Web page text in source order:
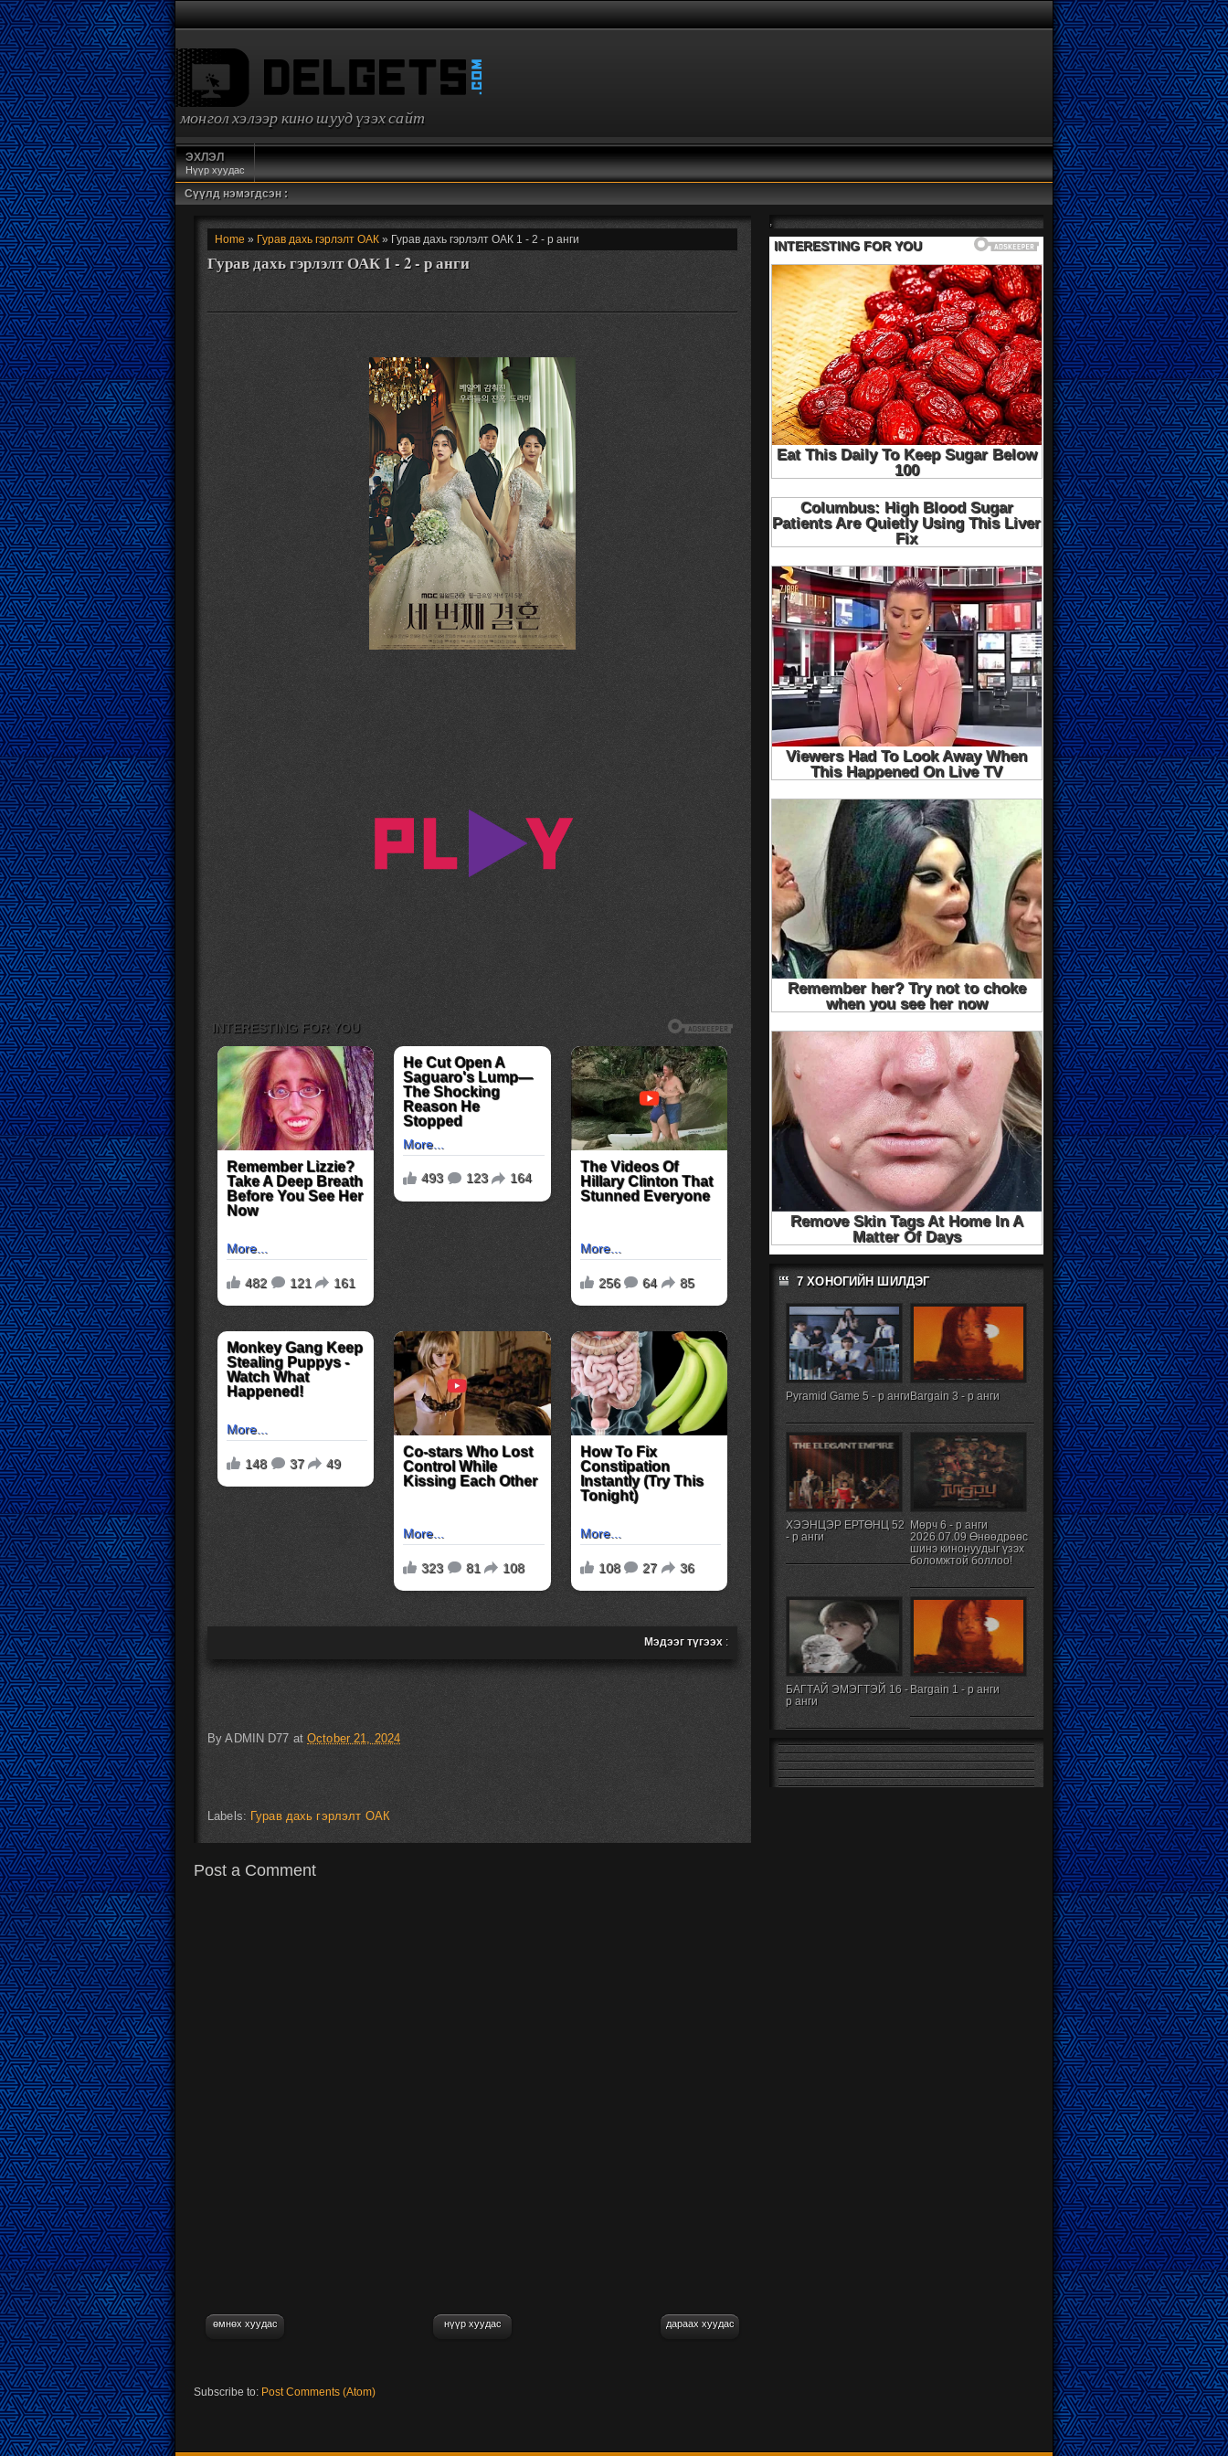
монгол хэлээр кино шууд үзэх сайт
ЭХЛЭЛ
Нүүр хуудас
Сүүлд нэмэгдсэн :
Home » Гурав дахь гэрлэлт ОАК » Гурав дахь гэрлэлт ОАК 1 - 2 - р анги
Гурав дахь гэрлэлт ОАК 1 - 2 - р анги
Мэдээг түгээх :
ByADMIN D77 atOctober 21, 2024
Labels: Гурав дахь гэрлэлт ОАК
Post a Comment
өмнөх хуудас дараах хуудас
нүүр хуудас
Subscribe to: Post Comments (Atom)
,
7 ХОНОГИЙН ШИЛДЭГ
Pyramid Game 5 - р ангиBargain 3 - р анги
ХЭЭНЦЭР ЕРТӨНЦ 52
- р анги
Мөрч 6 - р анги
2026.07.09 Өнөөдрөөс
шинэ кинонуудыг үзэх
боломжтой боллоо!
БАГТАЙ ЭМЭГТЭЙ 16 -
р анги
Bargain 1 - р анги